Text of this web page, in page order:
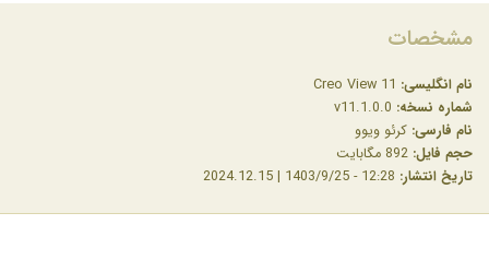
مشخصات
نام انگلیسی:
شماره نسخه:
نام فارسی: کرئو ویوو
حجم فایل:
تاریخ انتشار: